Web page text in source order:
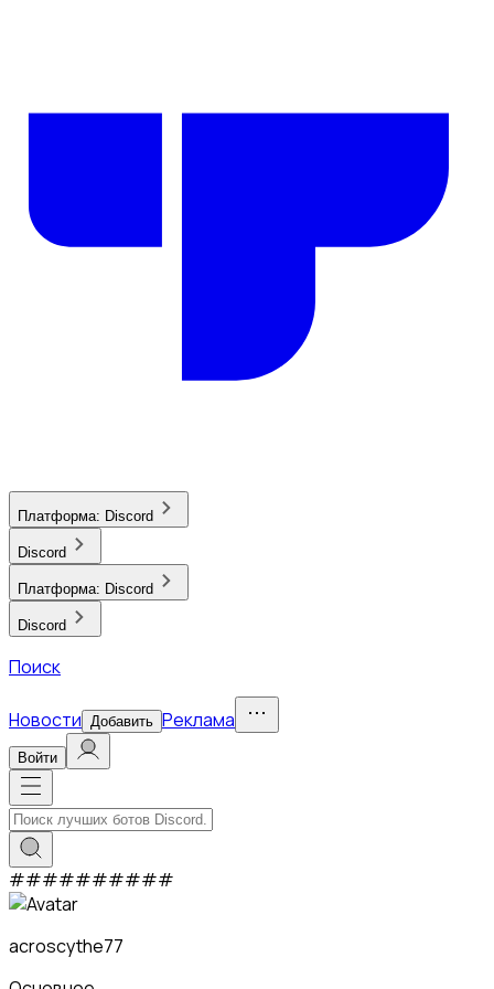
Платформа: Discord
Discord
Платформа: Discord
Discord
Поиск
Новости Добавить Реклама
Войти
##########
acroscythe77